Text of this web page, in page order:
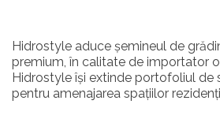
Hidrostyle aduce șemineul de
premium, în calitate de importator
Hidrostyle își extinde portofoliul de
pentru amenajarea spațiilor